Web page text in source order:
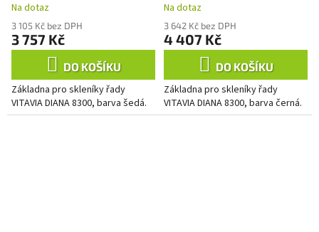
Na dotaz
3 105 Kč bez DPH
3 757 Kč
DO KOŠÍKU
Základna pro skleníky řady
VITAVIA DIANA 8300, barva šedá.
Na dotaz
3 642 Kč bez DPH
4 407 Kč
DO KOŠÍKU
Základna pro skleníky řady
VITAVIA DIANA 8300, barva černá.